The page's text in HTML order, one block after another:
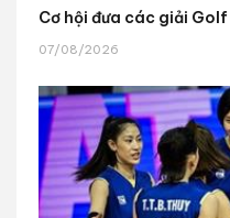
Cơ hội đưa các giải
07/08/2026